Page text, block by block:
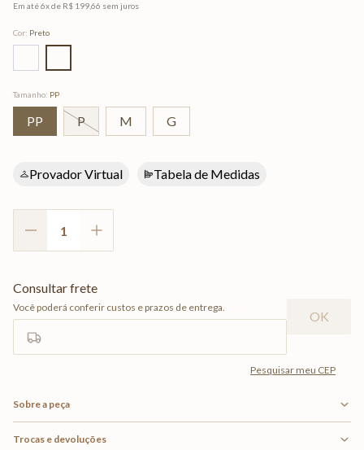
Em até6x de R$ 19966 sem juros
Cor: Preto
Tamanho: PP
PP P M G
Provador Virtual Tabela de Medidas
Sobre a peça
Trocas e devoluções